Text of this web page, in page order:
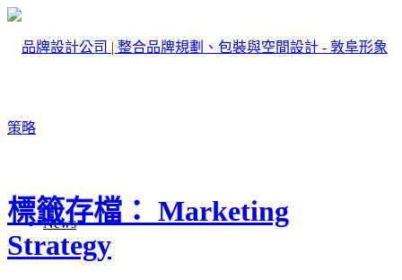
News
標籤存檔： Marketing
Strategy